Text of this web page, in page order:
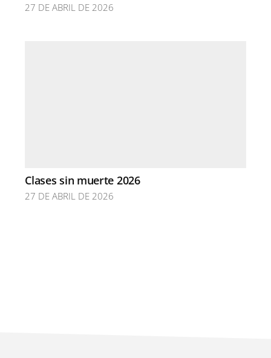
27 DE ABRIL DE 2026
Clases sin muerte 2026
27 DE ABRIL DE 2026